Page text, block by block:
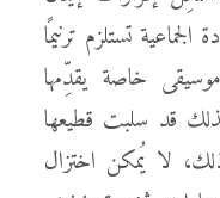
تستلزم ترنيمًا
خاصة يقدِّمها
قد سلبت قطيعها
ذلك، لا يُمكن اختزال